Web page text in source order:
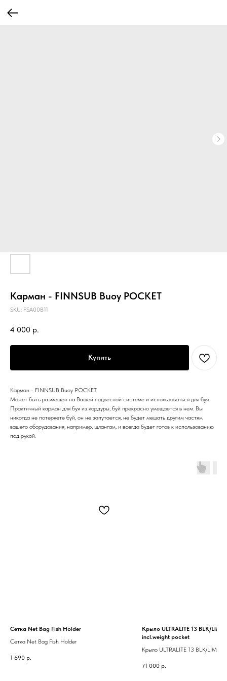
Карман - FINNSUB Buoy POCKET
SKU: FSA00B11
4 000 р.
Купить
Карман - FINNSUB Buoy POCKET
Может быть размещен на Вашей подвесной системе и использоваться для буя.
Практичный карман для буя из кордуры, буй прекрасно умещается в нем. Вы
никогда не потеряете буй, он не запутается, не будет мешать другим частям
вашего оборудования, например, шлангам, и всегда будет готов к использованию
под рукой.
Сетка Net Bag Fish Holder
Сетка Net Bag Fish Holder
1 690 р.
Крыло ULTRALITE 13 BLK/LIME
incl.weight pocket
Крыло ULTRALITE 13 BLK/LIME
71 000 р.